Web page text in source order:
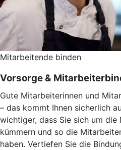
Mitarbeitende binden
Vorsorge &
Gute Mitarbeiterinnen und
– das kommt Ihnen sicherlich
wichtiger, dass Sie sich um
kümmern und so die
haben. Vertiefen Sie die